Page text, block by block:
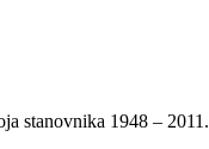
stanovnika 1948 – 2011.